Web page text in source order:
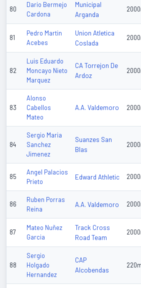
80
Dario Bermejo
Cardona
Municipal
Arganda
81
Pedro Martin
Acebes
Union Atletica
Coslada
82
Luis Eduardo
Moncayo Nieto
Marquez
CA Torrejon De
Ardoz
83
Alonso
Cabellos
Mateo
A.A. Valdemoro
84
Sergio Maria
Sanchez
Jimenez
Suanzes San
Blas
85
Angel Palacios
Prieto
Edward Athletic
86
Ruben Porras
Reina
A.A. Valdemoro
87
Mateo Nuñez
Garcia
Track Cross
Road Team
88
Sergio
Holgado
Hernandez
CAP
Alcobendas